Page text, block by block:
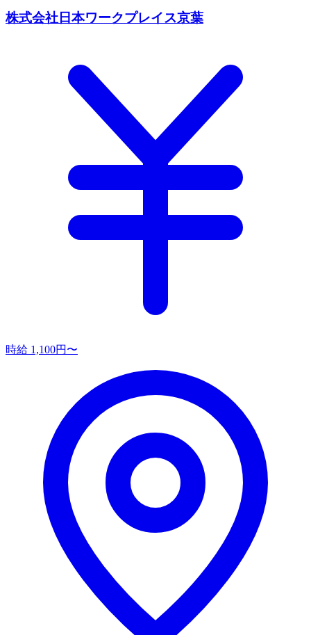
株式会社日本ワークプレイス京葉
時給 1,100円〜